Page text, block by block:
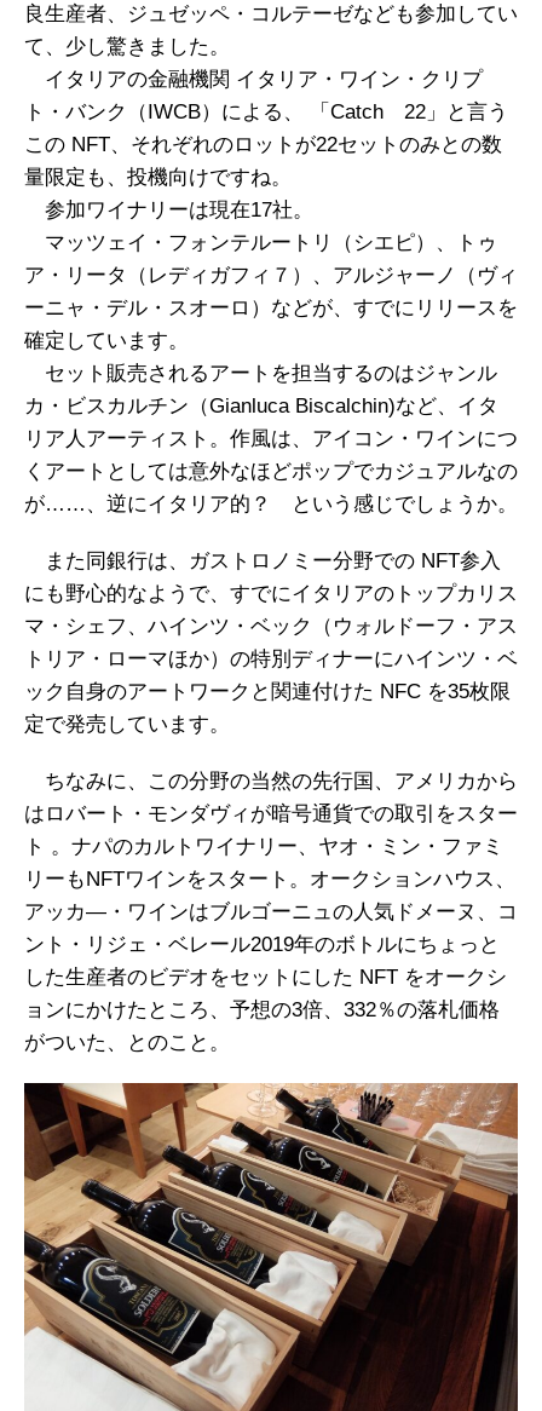
良生産者、ジュゼッペ・コルテーゼなども参加してい
て、少し驚きました。
イタリアの金融機関 イタリア・ワイン・クリプ
ト・バンク（IWCB）による、 「Catch 22」と言う
この NFT、それぞれのロットが22セットのみとの数
量限定も、投機向けですね。
参加ワイナリーは現在17社。
マッツェイ・フォンテルートリ（シエピ）、トゥ
ア・リータ（レディガフィ７）、アルジャーノ（ヴィ
ーニャ・デル・スオーロ）などが、すでにリリースを
確定しています。
セット販売されるアートを担当するのはジャンル
カ・ビスカルチン（Gianluca Biscalchin)など、イタ
リア人アーティスト。作風は、アイコン・ワインにつ
くアートとしては意外なほどポップでカジュアルなの
が……、逆にイタリア的？ という感じでしょうか。
また同銀行は、ガストロノミー分野での NFT参入
にも野心的なようで、すでにイタリアのトップカリス
マ・シェフ、ハインツ・ベック（ウォルドーフ・アス
トリア・ローマほか）の特別ディナーにハインツ・ベ
ック自身のアートワークと関連付けた NFC を35枚限
定で発売しています。
ちなみに、この分野の当然の先行国、アメリカから
はロバート・モンダヴィが暗号通貨での取引をスター
ト 。ナパのカルトワイナリー、ヤオ・ミン・ファミ
リーもNFTワインをスタート。オークションハウス、
アッカ―・ワインはブルゴーニュの人気ドメーヌ、コ
ント・リジェ・ベレール2019年のボトルにちょっと
した生産者のビデオをセットにした NFT をオークシ
ョンにかけたところ、予想の3倍、332％の落札価格
がついた、とのこと。